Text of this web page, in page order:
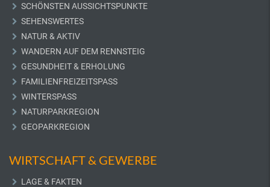
SCHÖNSTEN AUSSICHTSPUNKTE
SEHENSWERTES
NATUR & AKTIV
WANDERN AUF DEM RENNSTEIG
GESUNDHEIT & ERHOLUNG
FAMILIENFREIZEITSPASS
WINTERSPASS
NATURPARKREGION
GEOPARKREGION
WIRTSCHAFT & GEWERBE
LAGE & FAKTEN